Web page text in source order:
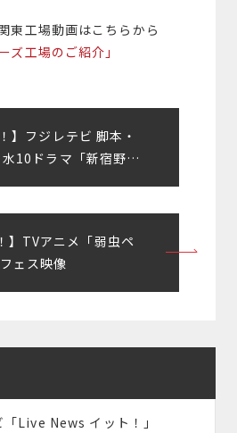
東工場動画はこちらから
ズ工場のご紹介」
】フジレテビ 脚本・
10ドラマ「新宿野戦
】TVアニメ「弱虫ペ
ェス映像
Live News イット！」